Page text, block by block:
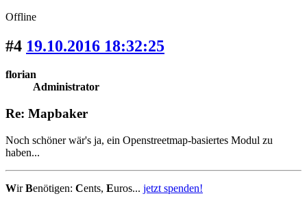
Offline
#4 19.10.2016 18:32:25
florian
Administrator
Re: Mapbaker
Noch schöner wär's ja, ein Openstreetmap-basiertes Modul zu
haben...
WirBenötigen: Cents, Euros... jetzt spenden!